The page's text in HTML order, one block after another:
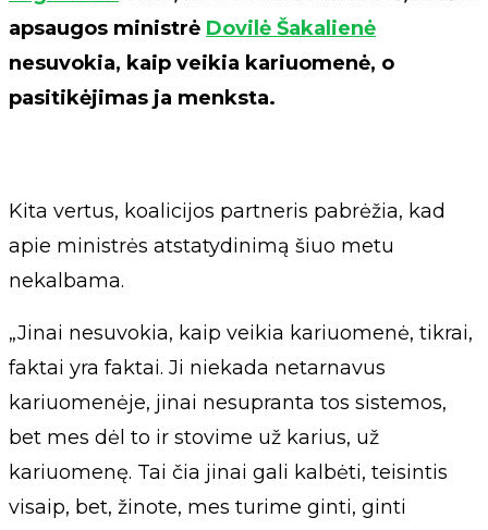
apsaugos ministrė Dovilė Šakalienė
nesuvokia, kaip veikia kariuomenė, o
pasitikėjimas ja menksta.
Kita vertus, koalicijos partneris pabrėžia, kad
apie ministrės atstatydinimą šiuo metu
nekalbama.
„Jinai nesuvokia, kaip veikia kariuomenė, tikrai,
faktai yra faktai. Ji niekada netarnavus
kariuomenėje, jinai nesupranta tos sistemos,
bet mes dėl to ir stovime už karius, už
kariuomenę. Tai čia jinai gali kalbėti, teisintis
visaip, bet, žinote, mes turime ginti, ginti